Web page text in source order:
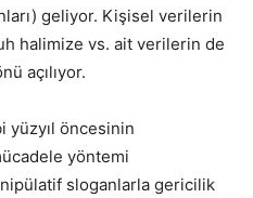
geliyor. Kişisel verilerin
halimize vs. ait verilerin de
açılıyor.
yüzyıl öncesinin
yöntemi
sloganlarla gericilik